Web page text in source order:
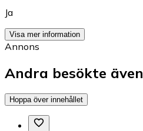
Ja
Visa mer information
Annons
Andra besökte även
Hoppa över innehållet